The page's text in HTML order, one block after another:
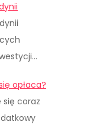
opłaca?
coraz